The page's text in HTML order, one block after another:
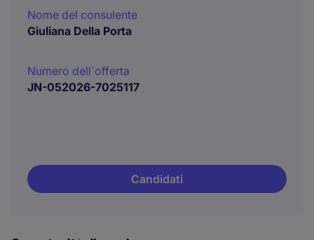
Nome del consulente
Giuliana Della Porta
Numero dell´offerta
JN-052026-7025117
Candidati